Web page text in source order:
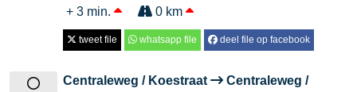
+ 3 min.
0 km
tweet file whatsapp file deel file op facebook
Centraleweg / Koestraat
Centraleweg /